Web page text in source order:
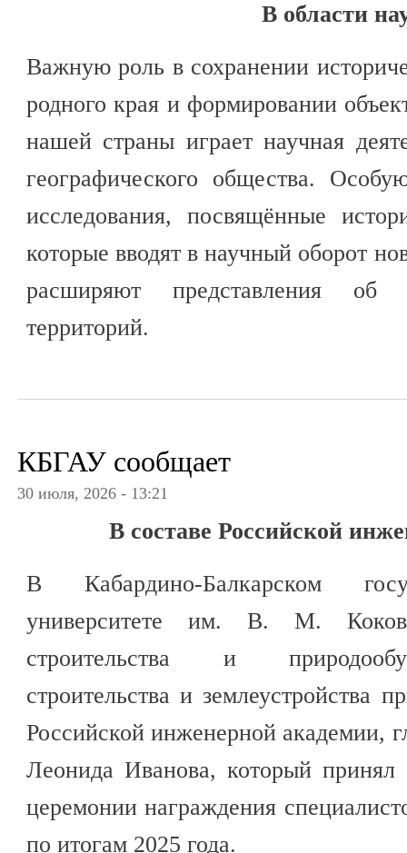
В области
Важную роль в сохранении
родного края и формировании
нашей страны играет научная
географического общества.
исследования, посвящённые
которые вводят в научный оборот
расширяют представления об
территорий.
КБГАУ сообщает
30 июля, 2026 - 13:21
В составе Российской
В Кабардино-Балкарском
университете им. В. М.
строительства и
строительства и землеустройства
Российской инженерной академии,
Леонида Иванова, который принял
церемонии награждения
по итогам 2025 года.